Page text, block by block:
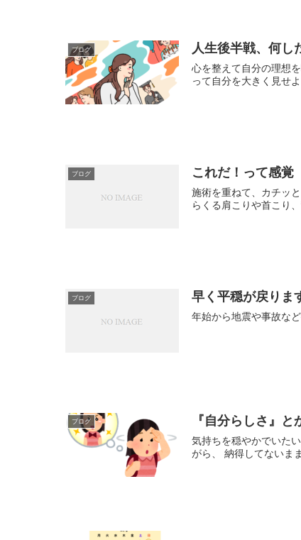
ブログ 人生後半戦、何し
心を整えて自分の理想
って自分を大きく見せ
ブログ これだ！って感覚
施術を重ねて、カチッ
らくる肩こりや首こり
ブログ 早く平穏が戻りま
年始から地震や事故な
ブログ 『自分らしさ』と
気持ちを穏やかでいた
がら、 納得してないま